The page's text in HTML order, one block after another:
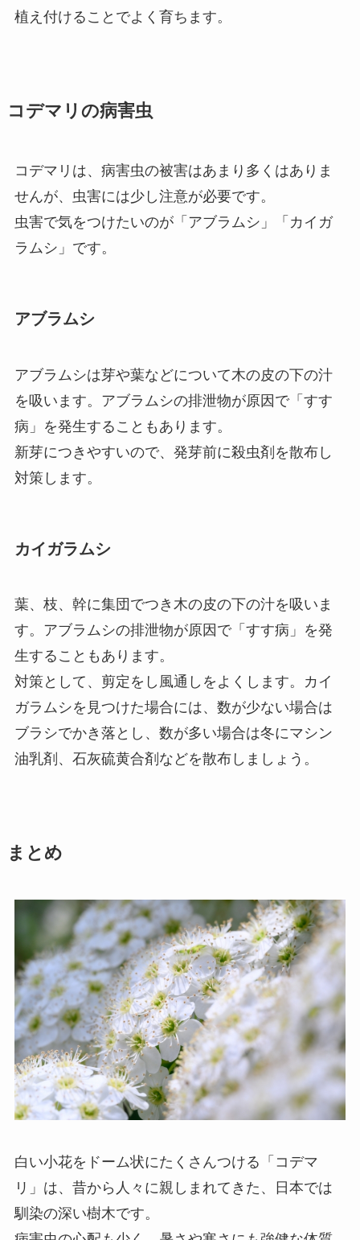
植え付けることでよく育ちます。
コデマリの病害虫
コデマリは、病害虫の被害はあまり多くはありま
せんが、虫害には少し注意が必要です。
虫害で気をつけたいのが「アブラムシ」「カイガ
ラムシ」です。
アブラムシ
アブラムシは芽や葉などについて木の皮の下の汁
を吸います。アブラムシの排泄物が原因で「すす
病」を発生することもあります。
新芽につきやすいので、発芽前に殺虫剤を散布し
対策します。
カイガラムシ
葉、枝、幹に集団でつき木の皮の下の汁を吸いま
す。アブラムシの排泄物が原因で「すす病」を発
生することもあります。
対策として、剪定をし風通しをよくします。カイ
ガラムシを見つけた場合には、数が少ない場合は
ブラシでかき落とし、数が多い場合は冬にマシン
油乳剤、石灰硫黄合剤などを散布しましょう。
まとめ
白い小花をドーム状にたくさんつける「コデマ
リ」は、昔から人々に親しまれてきた、日本では
馴染の深い樹木です。